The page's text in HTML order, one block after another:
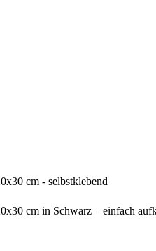
cm - selbstklebend
cm in Schwarz – einfach